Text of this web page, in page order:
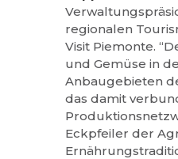
regionalen
Visit Piemonte.
und Gemüse in
Anbaugebieten
das damit
Eckpfeiler der